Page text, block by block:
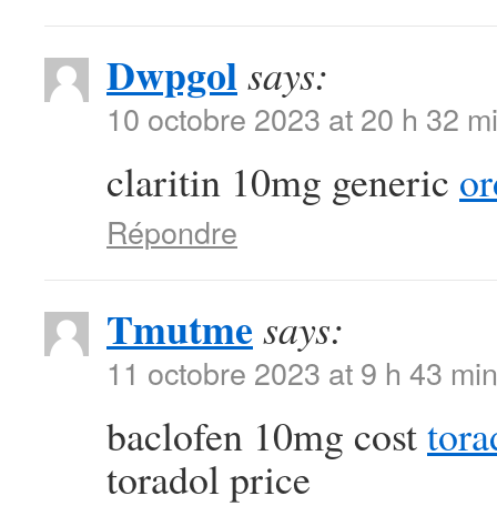
Dwpgolsays:
10 octobre 2023 at 20 h 32
claritin 10mg generic
Répondre
Tmutme says:
11 octobre 2023 at 9 h 43 min
baclofen 10mg cost
toradol price